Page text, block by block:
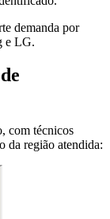
demanda por
e LG.
, com técnicos
da região atendida: